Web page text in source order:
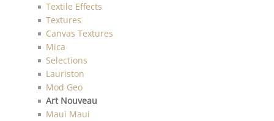
Textile Effects
Textures
Canvas Textures
Mica
Selections
Lauriston
Mod Geo
Art Nouveau
Maui Maui